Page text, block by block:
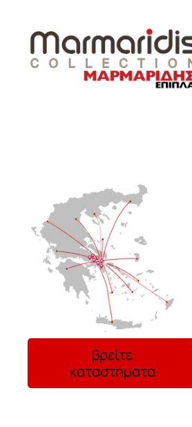
βρείτε
καταστήματα